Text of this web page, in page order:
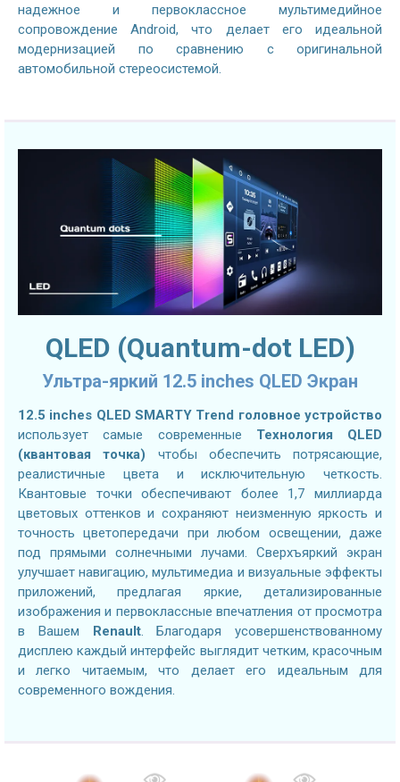
надежное и первоклассное мультимедийное
сопровождение Android, что делает его идеальной
модернизацией по сравнению с оригинальной
автомобильной стереосистемой.
QLED (Quantum-dot LED)
Ультра-яркий 12.5 inches QLED Экран
12.5 inches QLED SMARTY Trend головное устройство
использует самые современные Технология QLED
(квантовая точка) чтобы обеспечить потрясающие,
реалистичные цвета и исключительную четкость.
Квантовые точки обеспечивают более 1,7 миллиарда
цветовых оттенков и сохраняют неизменную яркость и
точность цветопередачи при любом освещении, даже
под прямыми солнечными лучами. Сверхъяркий экран
улучшает навигацию, мультимедиа и визуальные эффекты
приложений, предлагая яркие, детализированные
изображения и первоклассные впечатления от просмотра
в Вашем
Renault. Благодаря усовершенствованному
дисплею каждый интерфейс выглядит четким, красочным
и легко читаемым, что делает его идеальным для
современного вождения.